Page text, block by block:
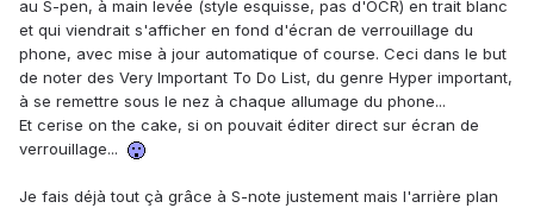
au S-pen, à main levée (style esquisse, pas d'OCR) en trait blanc
et qui viendrait s'afficher en fond d'écran de verrouillage du
phone, avec mise à jour automatique of course. Ceci dans le but
de noter des Very Important To Do List, du genre Hyper important,
à se remettre sous le nez à chaque allumage du phone...
Et cerise on the cake, si on pouvait éditer direct sur écran de
verrouillage...
Je fais déjà tout çà grâce à S-note justement mais l'arrière plan